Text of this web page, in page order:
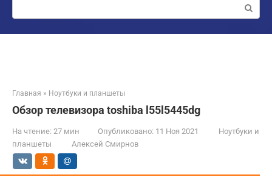
Поиск:
Главная » Ноутбуки и планшеты
Обзор телевизора toshiba l55l5445dg
На чтение: 27 мин Опубликовано: 11 Ноя 2021
Ноутбуки и
планшеты
Алексей Смирнов